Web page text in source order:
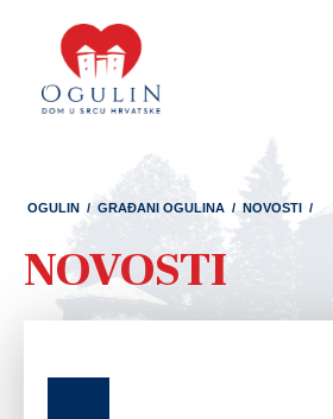
OGULIN / GRAĐANI OGULINA / NOVOSTI /
NOVOSTI